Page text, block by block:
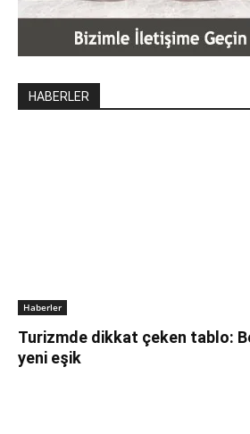
HABERLER
Haberler
Turizmde dikkat çeken tablo:
yeni eşik